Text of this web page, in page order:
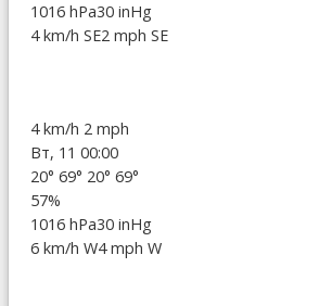
1016 hPa30 inHg
4 km/h SE2 mph SE
4 km/h 2 mph
Вт, 11 00:00
20° 69° 20° 69°
57%
1016 hPa30 inHg
6 km/h W4 mph W